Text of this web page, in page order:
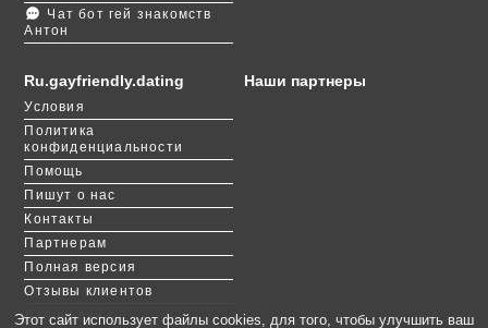
офлайн.
зарегистрироваться на нашем портале и искать
отлично подходит для выбора друга, любимого
человека, потенциального супруга. Удобный
интерфейс и простой функционал упрощают
задачу по поиску партнера для романтических
отношений.
Ru.gayfriendly.dating
Условия
Политика
конфиденциальности
Помощь
Пишут о нас
Контакты
Партнерам
Полная версия
Отзывы клиентов
Для людей с
Чат бот гей знакомств
Антон
Наши партнеры
Этот сайт использует файлы cookies, для того, чтобы улучшить ваш